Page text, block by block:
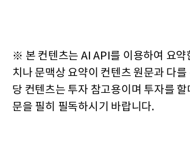
※ 본 컨텐츠는 AI API를 이용하여 요약
치나 문맥상 요약이 컨텐츠 원문과 다를
당 컨텐츠는 투자 참고용이며 투자를 할
문을 필히 필독하시기 바랍니다.